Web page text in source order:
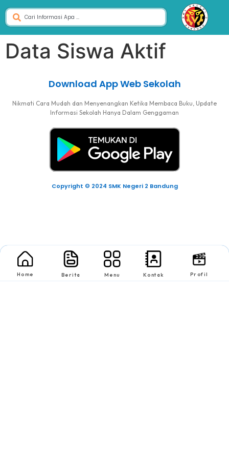
Data Siswa Aktif
Download App Web Sekolah
Nikmati Cara Mudah dan Menyenangkan Ketika Membaca Buku, Update
Informasi Sekolah Hanya Dalam Genggaman
Copyright © 2024 SMK Negeri 2 Bandung
Home Berita Menu Kontak Profil